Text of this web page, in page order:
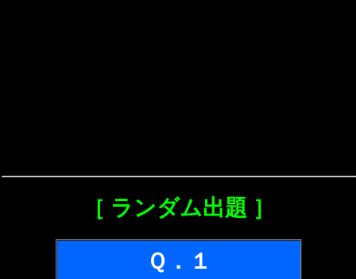
［ ランダム出題 ］
Ｑ．１